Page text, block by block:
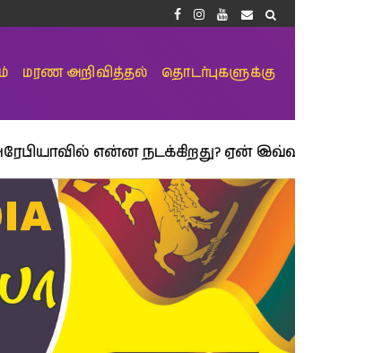
மரண அறிவித்தல் தொடர்புகளுக்கு
என்ன நடக்கிறது? ஏன் இவ்வளவு பயம்? 2030 இன்